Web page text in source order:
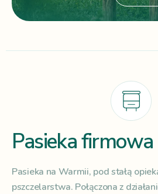
Pasieka firmowa
Pasieka na Warmii, pod stałą
pszczelarstwa. Połączona z